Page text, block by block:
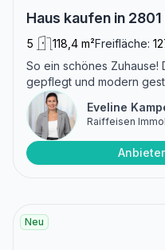
Haus kaufen in
5 118,4 m²Freifläche:
So ein schönes
gepflegt und modern
Eveline
Raiffeisen
Neu